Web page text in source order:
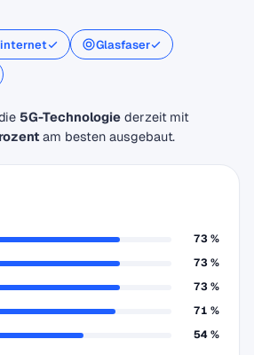
Glasfaser
5G-Technologie derzeit mit
am besten ausgebaut.
73 %
73 %
73 %
71 %
54 %